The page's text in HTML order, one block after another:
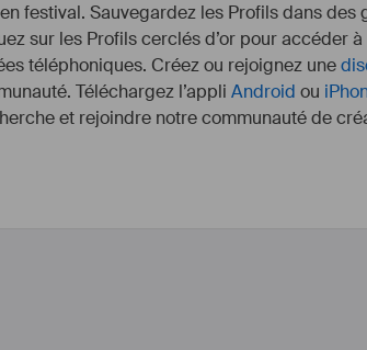
festival. Sauvegardez les Profils dans
sur les Profils cerclés d’or pour accéder
téléphoniques. Créez ou rejoignez une
Téléchargez l’appli Android ou
et rejoindre notre communauté de